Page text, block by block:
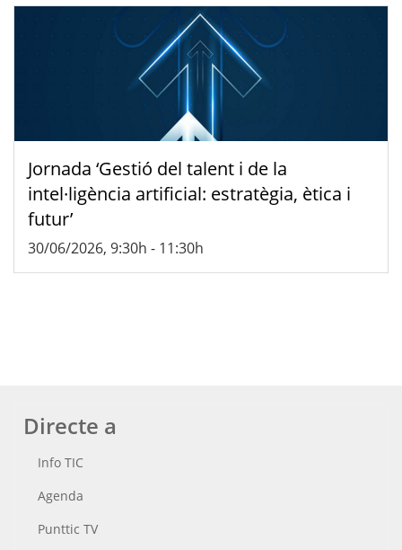
Jornada ‘Gestió del talent i de la
intel·ligència artificial: estratègia, ètica i
futur’
30/06/2026, 9:30h - 11:30h
Directe a
Info TIC
Agenda
Punttic TV